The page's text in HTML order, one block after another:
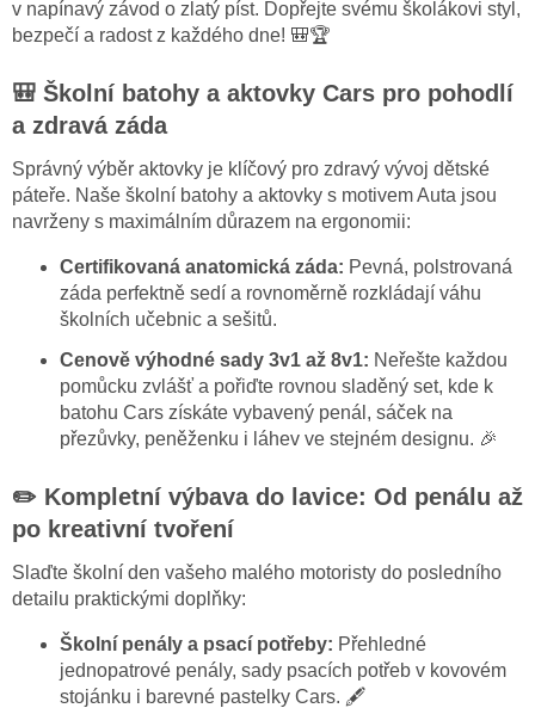
v
ý
s
v napínavý závod o zlatý píst. Dopřejte svému školákovi styl,
bezpečí a radost z každého dne! 🎒🏆
🎒 Školní batohy a aktovky Cars pro pohodlí
a zdravá záda
Správný výběr aktovky je klíčový pro zdravý vývoj dětské
páteře. Naše školní batohy a aktovky s motivem Auta jsou
navrženy s maximálním důrazem na ergonomii:
Certifikovaná anatomická záda: Pevná, polstrovaná
záda perfektně sedí a rovnoměrně rozkládají váhu
školních učebnic a sešitů.
Cenově výhodné sady 3v1 až 8v1: Neřešte každou
pomůcku zvlášť a pořiďte rovnou sladěný set, kde k
batohu Cars získáte vybavený penál, sáček na
přezůvky, peněženku i láhev ve stejném designu. 🎉
✏️ Kompletní výbava do lavice: Od penálu až
po kreativní tvoření
Slaďte školní den vašeho malého motoristy do posledního
detailu praktickými doplňky:
Školní penály a psací potřeby: Přehledné
jednopatrové penály, sady psacích potřeb v kovovém
stojánku i barevné pastelky Cars. 🖋️